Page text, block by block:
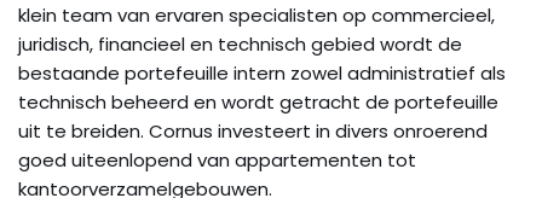
klein team van ervaren specialisten op commercieel,
juridisch, financieel en technisch gebied wordt de
bestaande portefeuille intern zowel administratief als
technisch beheerd en wordt getracht de portefeuille
uit te breiden. Cornus investeert in divers onroerend
goed uiteenlopend van appartementen tot
kantoorverzamelgebouwen.